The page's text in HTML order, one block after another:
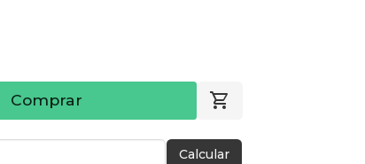
Comprar
Calcular